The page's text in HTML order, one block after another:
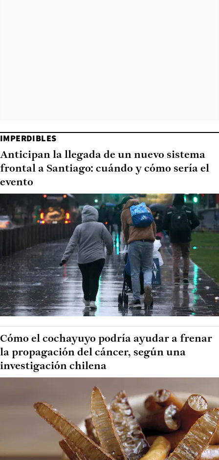
IMPERDIBLES
Anticipan la llegada de un nuevo sistema
frontal a Santiago: cuándo y cómo sería el
evento
Cómo el cochayuyo podría ayudar a frenar
la propagación del cáncer, según una
investigación chilena